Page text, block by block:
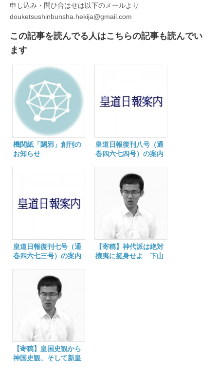
申し込み・問ひ合はせは以下のメールより
douketsushinbunsha.hekija@gmail.com
この記事を読んでる人はこちらの記事も読んでい
ます
機関紙「闢邪」創刊の
お知らせ
皇道日報復刊八号（通
巻四六七四号）の案内
皇道日報復刊七号（通
巻四六七三号）の案内
【寄稿】神代派は絶対
攘夷に挺身せよ 下山
【寄稿】皇国史観から
神国史観、そして新皇